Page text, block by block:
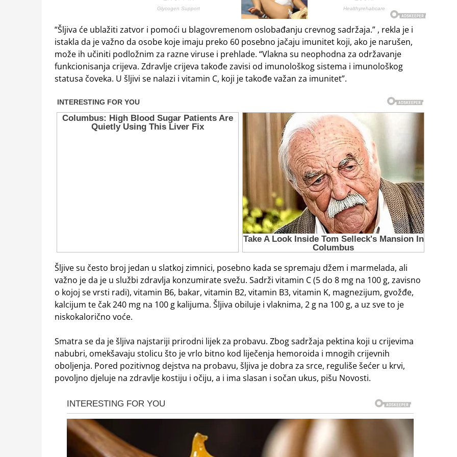
“Šljiva će ublažiti zatvor i pomoći u blagovremenom oslobađanju crevnog sadržaja.” , rekla je i
istakla da je važno da osobe koje imaju preko 60 posebno jačaju imunitet koji, ako je narušen,
može ih učiniti podložnim za razne viruse i prehlade. “Vlakna su neophodna za održavanje
funkcionisanja crijeva. Zdravlje crijeva takođe zavisi od imunološkog sistema i imunološkog
statusa čoveka. U šljivi se nalazi i vitamin C, koji je takođe važan za imunitet”.
Šljive su često broj jedan u slatkoj zimnici, posebno kada se spremaju džem i marmelada, ali
važno je da je u službi zdravlja konzumirate svežu. Sadrži vitamin C (5 do 8 mg na 100 g, zavisno
o kojoj se vrsti radi), vitamin B6, bakar, vitamin B2, vitamin B3, vitamin K, magnezijum, gvožđe,
kalcijum te čak 240 mg na 100 g kalijuma. Šljiva obiluje i vlaknima, 2 g na 100 g, a uz sve to je
niskokalorično voće.
Smatra se da je šljiva najstariji prirodni lijek za probavu. Zbog sadržaja pektina koji u crijevima
nabubri, omekšavaju stolicu što je vrlo bitno kod liječenja hemoroida i mnogih crijevnih
oboljenja. Pored pozitivnog dejstva na probavu, šljiva je dobra za srce, reguliše šećer u krvi,
povoljno djeluje na zdravlje kostiju i očiju, a i ima slasan i sočan ukus, pišu Novosti.